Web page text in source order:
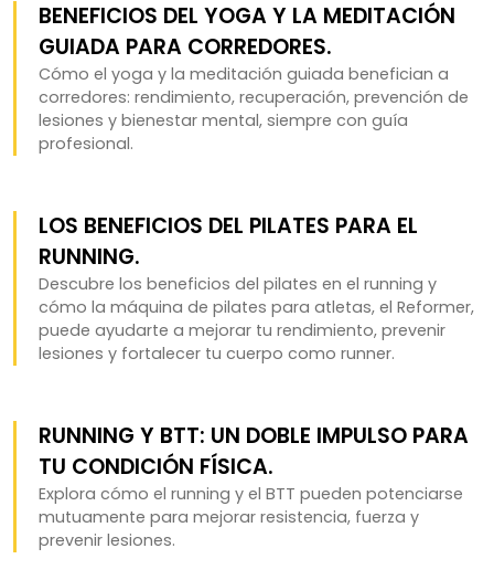
BENEFICIOS DEL YOGA Y LA MEDITACIÓN
GUIADA PARA CORREDORES.
Cómo el yoga y la meditación guiada benefician a
corredores: rendimiento, recuperación, prevención de
lesiones y bienestar mental, siempre con guía
profesional.
LOS BENEFICIOS DEL PILATES PARA EL
RUNNING.
Descubre los beneficios del pilates en el running y
cómo la máquina de pilates para atletas, el Reformer,
puede ayudarte a mejorar tu rendimiento, prevenir
lesiones y fortalecer tu cuerpo como runner.
RUNNING Y BTT: UN DOBLE IMPULSO PARA
TU CONDICIÓN FÍSICA.
Explora cómo el running y el BTT pueden potenciarse
mutuamente para mejorar resistencia, fuerza y
prevenir lesiones.